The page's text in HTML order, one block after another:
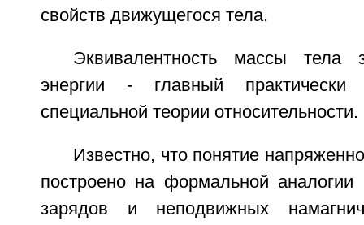
свойств движущегося тела.
Эквивалентность массы тела
энергии - главный практически
специальной теории относительности.
Известно, что понятие
построено на формальной
зарядов и неподвижных